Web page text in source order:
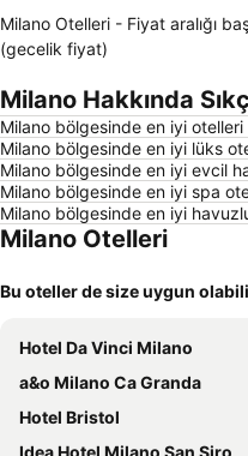
Milano Otelleri - Fiyat aralığı
(gecelik fiyat)
Milano Hakkında
Milano bölgesinde en iyi otelleri
Milano bölgesinde en iyi lüks
Milano bölgesinde en iyi evcil
Milano bölgesinde en iyi spa
Milano bölgesinde en iyi
Milano Otelleri
Bu oteller de size uygun
Hotel Da Vinci Milano
a&o Milano Ca Granda
Hotel Bristol
Idea Hotel Milano San Siro